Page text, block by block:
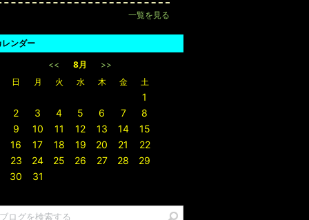
一覧を見る
レンダー
<< 8月
>>
日
月 火 水 木 金 土
1
2
3 4 5 6 7
8
9
10 11 12 13 14
15
16
17 18 19 20 21
22
23
24 25 26 27 28
29
30
31